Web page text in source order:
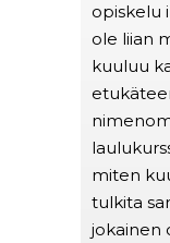
opiskelu
ole liian
kuuluu
miten
tulkita
jokainen